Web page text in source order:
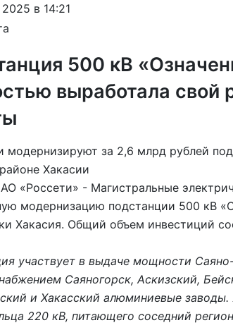
в 14:21
500 кВ
выработала свой
«Россети» - Магистральные
модернизацию подстанции 500 кВ
Хакасия. Общий объем инвестиций
участвует в выдаче мощности
Саяногорск, Аскизский,
и Хакасский алюминиевые
220 кВ, питающего соседний